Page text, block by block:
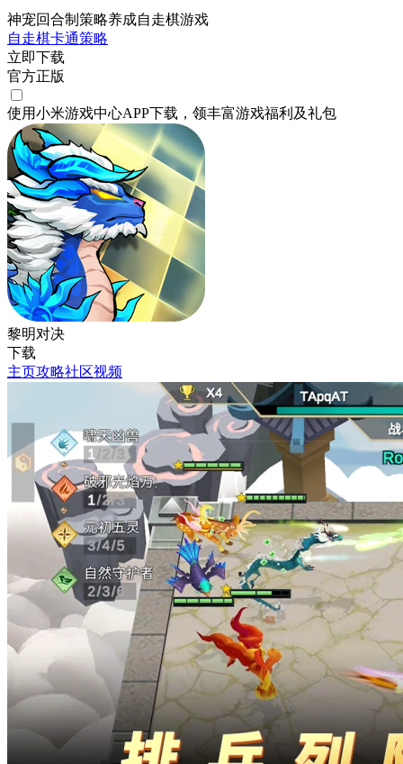
神宠回合制策略养成自走棋游戏
自走棋卡通策略
立即下载
官方正版
使用小米游戏中心APP下载 ，领丰富游戏福利 及礼包
黎明对决
下载
主页攻略社区视频